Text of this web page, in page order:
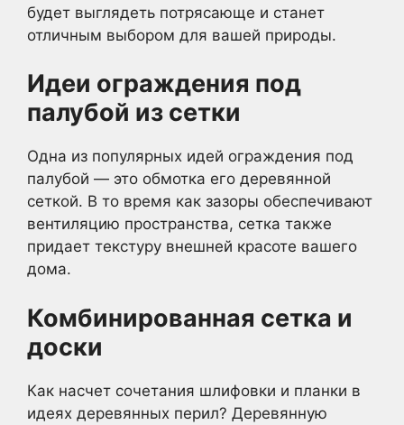
будет выглядеть потрясающе и станет
отличным выбором для вашей природы.
Идеи ограждения под
палубой из сетки
Одна из популярных идей ограждения под
палубой — это обмотка его деревянной
сеткой. В то время как зазоры обеспечивают
вентиляцию пространства, сетка также
придает текстуру внешней красоте вашего
дома.
Комбинированная сетка и
доски
Как насчет сочетания шлифовки и планки в
идеях деревянных перил? Деревянную